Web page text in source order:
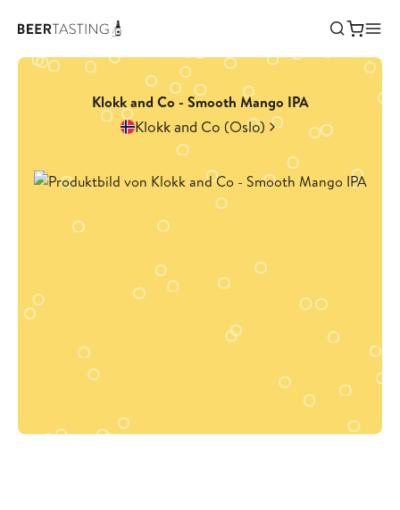
Klokk and Co - Smooth Mango IPA
Klokk and Co (Oslo)